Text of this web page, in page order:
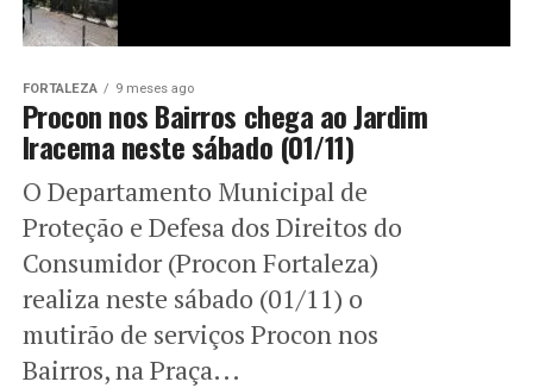
FORTALEZA 9 meses ago
Procon nos Bairros chega ao Jardim
Iracema neste sábado (01/11)
O Departamento Municipal de
Proteção e Defesa dos Direitos do
Consumidor (Procon Fortaleza)
realiza neste sábado (01/11) o
mutirão de serviços Procon nos
Bairros, na Praça...